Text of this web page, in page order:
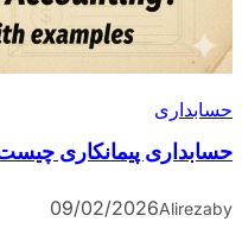
حسابداری
حسابداری پیمانکاری
by
Alireza
09/02/2026